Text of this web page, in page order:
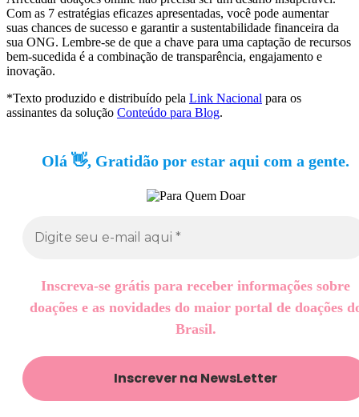
Com as 7 estratégias eficazes apresentadas, você pode aumentar
suas chances de sucesso e garantir a sustentabilidade financeira da
sua ONG. Lembre-se de que a chave para uma captação de recursos
bem-sucedida é a combinação de transparência, engajamento e
inovação.
*Texto produzido e distribuído pela Link Nacional para os
assinantes da solução Conteúdo para Blog.
Olá 👋, Gratidão por estar aqui com a gente.
Inscreva-se grátis para receber informações sobre
doações e as novidades do maior portal de doações
Brasil.